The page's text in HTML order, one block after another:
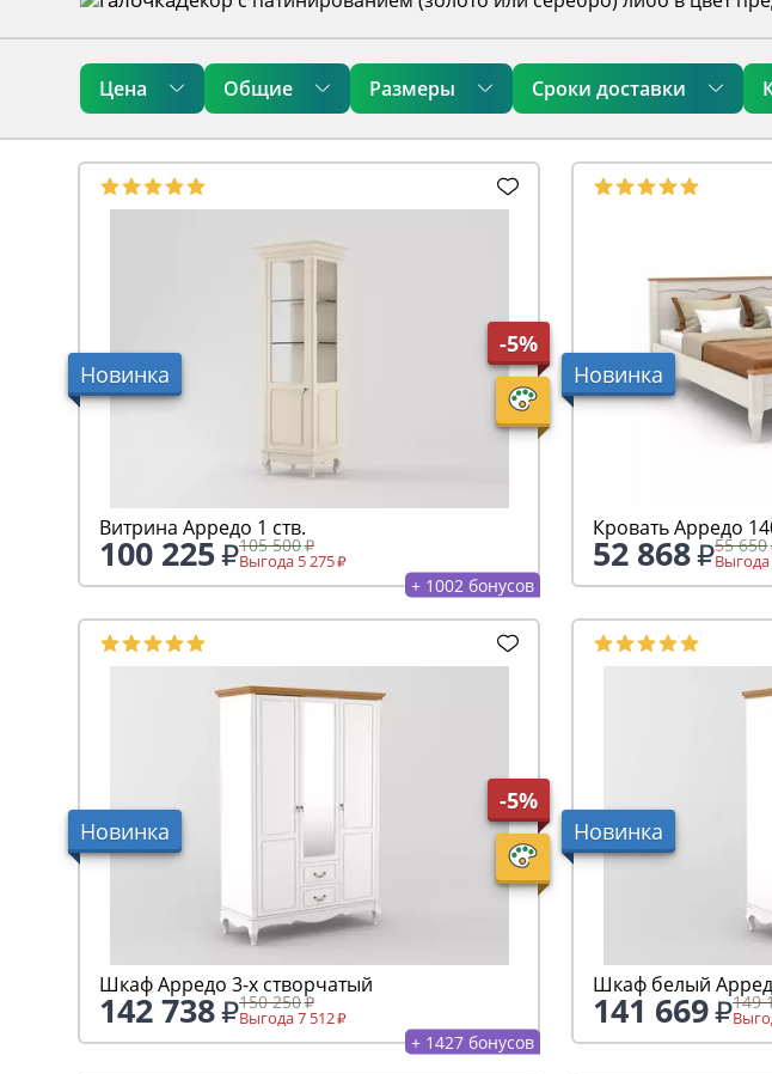
Цена Общие Размеры Сроки доставки
Новинка
-5%
Витрина Арредо 1 ств.
100 225 105 500
Выгода 5 275
+ 1002 бонусов
Новинка
Кровать Арредо
52 868 55 650
Выгода
Новинка
-5%
Шкаф Арредо 3-х створчатый
142 738 150 250
Выгода 7 512
+ 1427 бонусов
Новинка
Шкаф белый
141 669 149